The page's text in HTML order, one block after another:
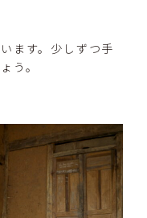
ます。少しずつ手
う。